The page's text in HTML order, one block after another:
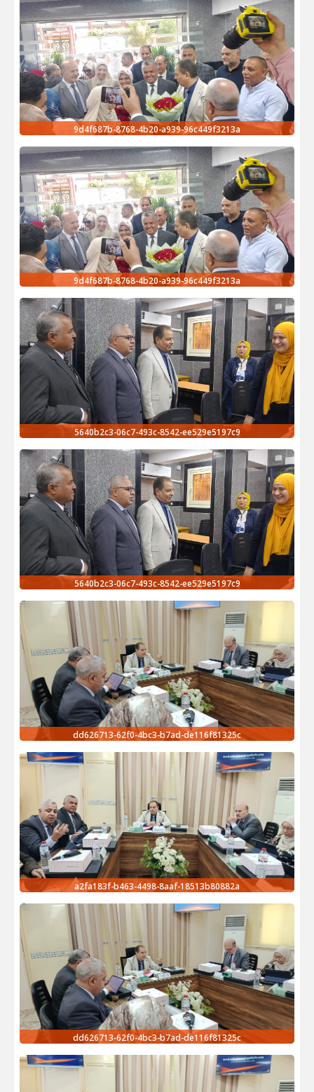
9d4f687b-8768-4b20-a939-96c449f3213a
9d4f687b-8768-4b20-a939-96c449f3213a
5640b2c3-06c7-493c-8542-ee529e5197c9
5640b2c3-06c7-493c-8542-ee529e5197c9
dd626713-62f0-4bc3-b7ad-de116f81325c
a2fa183f-b463-4498-8aaf-18513b80882a
dd626713-62f0-4bc3-b7ad-de116f81325c